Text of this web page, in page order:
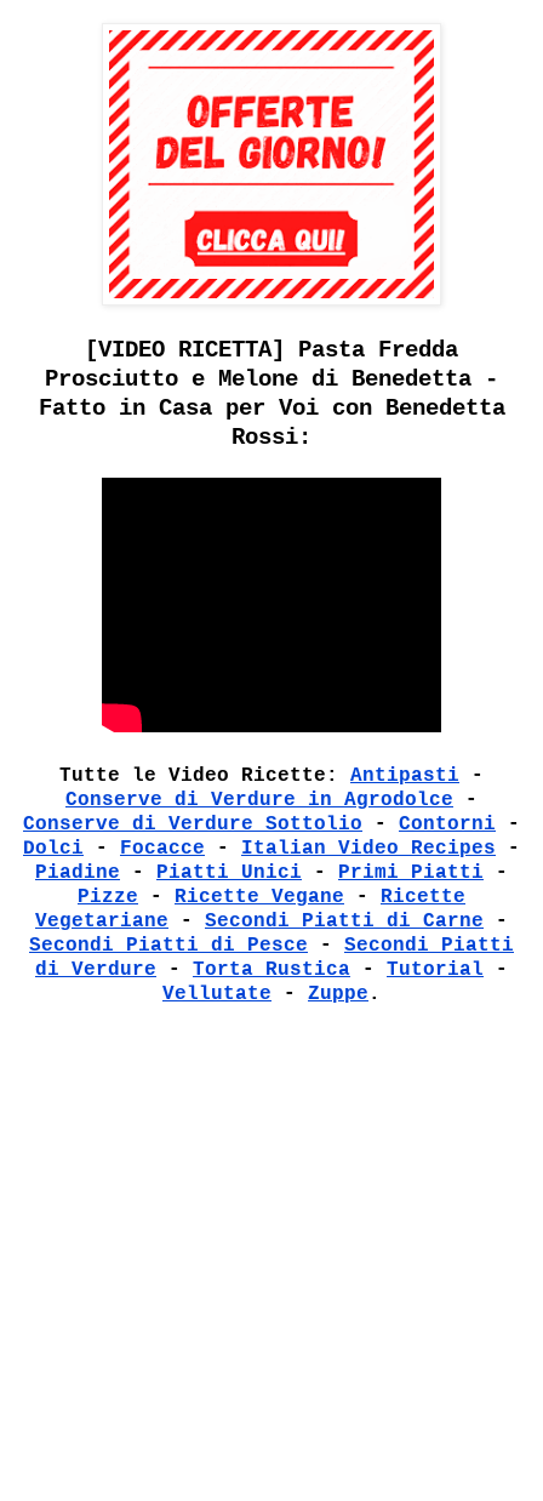
[VIDEO RICETTA] Pasta Fredda
Prosciutto e Melone di Benedetta -
Fatto in Casa per Voi con Benedetta
Rossi:
Tutte le Video Ricette: Antipasti -
Conserve di Verdure in Agrodolce -
Conserve di Verdure Sottolio - Contorni -
Dolci - Focacce - Italian Video Recipes -
Piadine - Piatti Unici - Primi Piatti -
Pizze - Ricette Vegane - Ricette
Vegetariane - Secondi Piatti di Carne -
Secondi Piatti di Pesce - Secondi Piatti
di Verdure - Torta Rustica - Tutorial -
Vellutate - Zuppe .